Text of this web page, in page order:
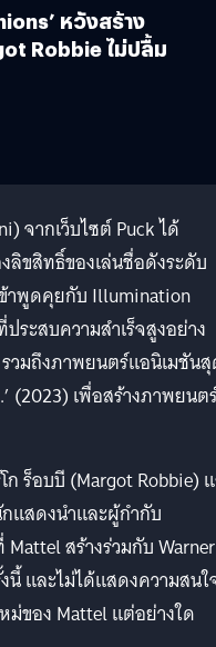
หวังสร้าง
Robbie ไม่ปลื้ม
จากเว็บไซต์ Puck ได้
ลิขสิทธิ์ของเล่นชื่อดังระดับ
ข้าพูดคุยกับ Illumination
ระสบความสำเร็จสูงอย่าง
รวมถึงภาพยนตร์แอนิเมชัน
(2023) เพื่อสร้างภาพยนต
ร็อบบี (Margot Robbie)
กแสดงนำและผู้กำกับ
สร้างร่วมกับ Warner
นี้ และไม่ได้แสดงความสนใ
ม่ของ Mattel แต่อย่างใด